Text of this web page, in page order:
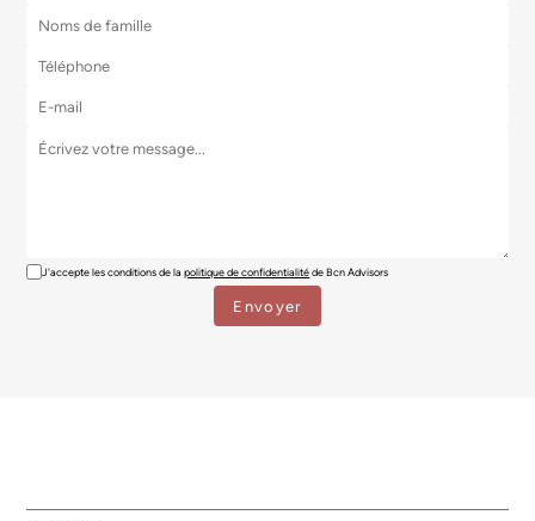
J'accepte les conditions de lapolitique de confidentialitéde Bcn Advisors